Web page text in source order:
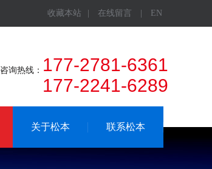
收藏本站 在线留言 EN
咨询热线： 177-2781-6361
177-2241-6289
关于松本 联系松本